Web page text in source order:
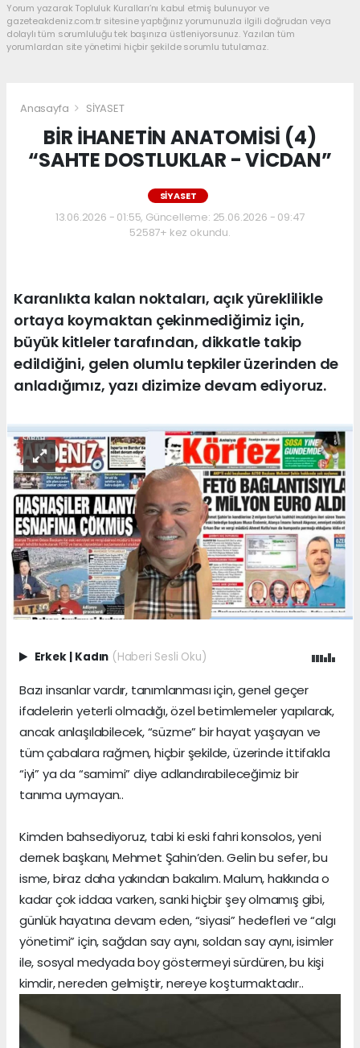
Yorum yazarak Topluluk Kuralları’nı kabul etmiş bulunuyor ve
gazeteakdeniz.com.tr sitesine yaptığınız yorumunuzla ilgili doğrudan veya
dolaylı tüm sorumluluğu tek başınıza üstleniyorsunuz. Yazılan tüm
yorumlardan site yönetimi hiçbir şekilde sorumlu tutulamaz.
Anasayfa SİYASET
BİR İHANETİN ANATOMİSİ (4)
“SAHTE DOSTLUKLAR - VİCDAN”
SİYASET
13.06.2026 - 01:55, Güncelleme: 25.06.2026 - 09:47
52587+ kez okundu.
Karanlıkta kalan noktaları, açık yüreklilikle
ortaya koymaktan çekinmediğimiz için,
büyük kitleler tarafından, dikkatle takip
edildiğini, gelen olumlu tepkiler üzerinden de
anladığımız, yazı dizimize devam ediyoruz.
Erkek | Kadın (Haberi Sesli Oku)
Bazı insanlar vardır, tanımlanması için, genel geçer
ifadelerin yeterli olmadığı, özel betimlemeler yapılarak,
ancak anlaşılabilecek, “süzme” bir hayat yaşayan ve
tüm çabalara rağmen, hiçbir şekilde, üzerinde ittifakla
“iyi” ya da “samimi” diye adlandırabileceğimiz bir
tanıma uymayan..
Kimden bahsediyoruz, tabi ki eski fahri konsolos, yeni
dernek başkanı, Mehmet Şahin’den. Gelin bu sefer, bu
isme, biraz daha yakından bakalım. Malum, hakkında o
kadar çok iddaa varken, sanki hiçbir şey olmamış gibi,
günlük hayatına devam eden, “siyasi” hedefleri ve “algı
yönetimi” için, sağdan say aynı, soldan say aynı, isimler
ile, sosyal medyada boy göstermeyi sürdüren, bu kişi
kimdir, nereden gelmiştir, nereye koşturmaktadır..